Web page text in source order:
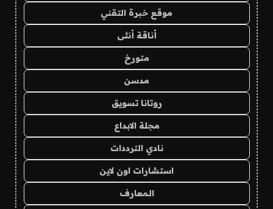
موقع خبرة التقني
أناقة أنثى
متورخ
مدسن
روتانا تسويق
مجلة الابداع
نادي الترددات
استشارات اون لاين
المعارف